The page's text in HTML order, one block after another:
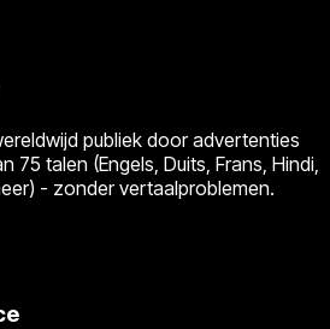
publiek door advertenties
75 talen (Engels, Duits, Frans, Hindi,
- zonder vertaalproblemen.